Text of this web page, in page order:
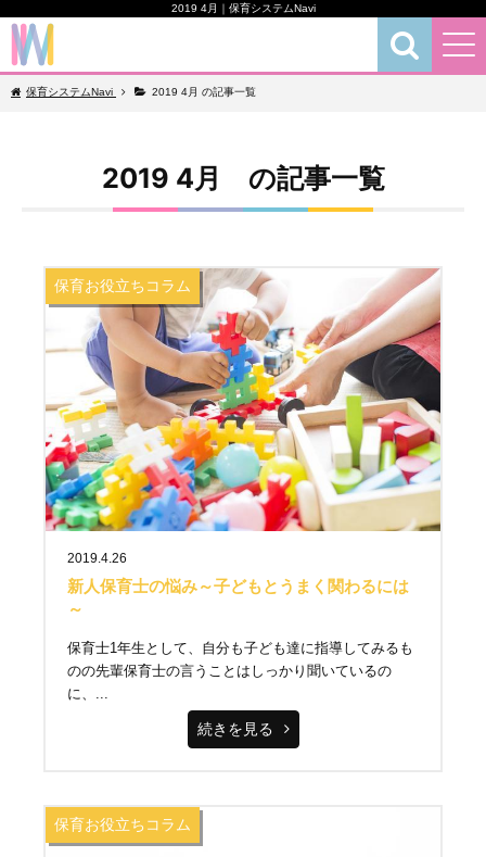
2019 4月｜保育システムNavi
保育システムNavi 2019 4月 の記事一覧
2019 4月 の記事一覧
2019.4.26
新人保育士の悩み～子どもとうまく関わるには
～
保育士1年生として、自分も子ども達に指導してみるも
のの先輩保育士の言うことはしっかり聞いているの
に、...
続きを見る
保育お役立ちコラム
保育お役立ちコラム
保育お役立ちコラム